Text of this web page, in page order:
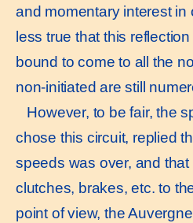
and momentary interest in
less true that this
bound to come to all the
non-initiated are still
However, to be fair, the
chose this circuit, replied
speeds was over, and
clutches, brakes, etc. to
point of view, the